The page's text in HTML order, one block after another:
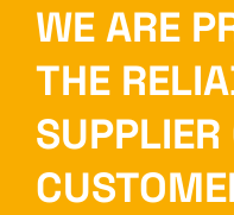
WE ARE
THE
SUPPLIER